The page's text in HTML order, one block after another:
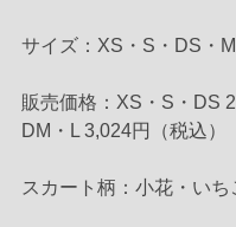
サイズ：XS・S・DS・
販売価格：XS・S・DS
DM・L 3,024円（税込）
スカート柄：小花・いち